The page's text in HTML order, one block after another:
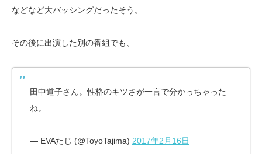
などなど大バッシングだったそう。
その後に出演した別の番組でも、
田中道子さん。性格のキツさが一言で分かっちゃった
ね。
— EVAたじ (@ToyoTajima) 2017年2月16日